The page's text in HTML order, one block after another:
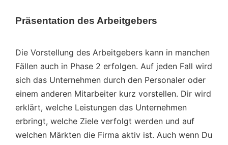
Präsentation des Arbeitgebers
Die Vorstellung des Arbeitgebers kann in manchen
Fällen auch in Phase 2 erfolgen. Auf jeden Fall wird
sich das Unternehmen durch den Personaler oder
einem anderen Mitarbeiter kurz vorstellen. Dir wird
erklärt, welche Leistungen das Unternehmen
erbringt, welche Ziele verfolgt werden und auf
welchen Märkten die Firma aktiv ist. Auch wenn Du